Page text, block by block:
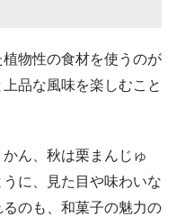
物性の食材を使うのが
品な風味を楽しむこと
ん、秋は栗まんじゅ
に、見た目や味わいな
のも、和菓子の魅力の